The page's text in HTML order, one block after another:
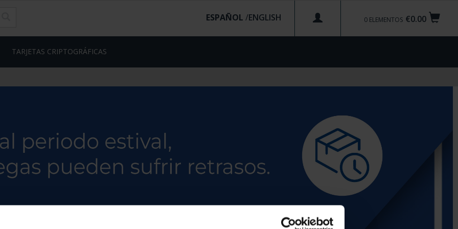
€0.00
0 ELEMENTOS
ESPAÑOL /
TARJETAS CRIPTOGRÁFICAS